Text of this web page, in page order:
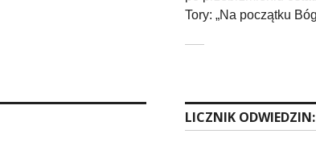
LICZNIK ODWIEDZIN: